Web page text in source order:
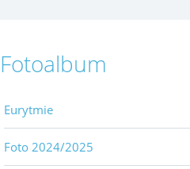
Fotoalbum
Eurytmie
Foto 2024/2025